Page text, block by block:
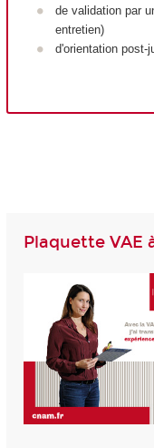
de validation par
entretien)
d'orientation post-
Plaquette VAE